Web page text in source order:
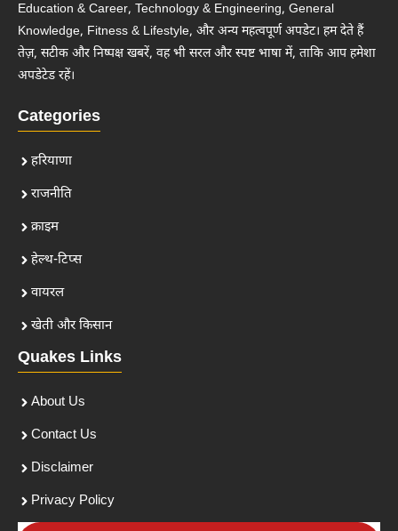
Education & Career, Technology & Engineering, General
Knowledge, Fitness & Lifestyle, और अन्य महत्वपूर्ण अपडेट। हम देते हैं
तेज़, सटीक और निष्पक्ष खबरें, वह भी सरल और स्पष्ट भाषा में, ताकि आप हमेशा
अपडेटेड रहें।
Categories
हरियाणा
राजनीति
क्राइम
हेल्थ-टिप्स
वायरल
खेती और किसान
Quakes Links
About Us
Contact Us
Disclaimer
Privacy Policy